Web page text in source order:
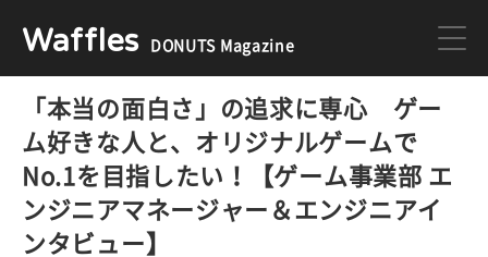
Waffles DONUTS Magazine
DONUTS ジョブカン
ミクチャ ゲーム
「本当の面白さ」の追求に専心 ゲー
ム好きな人と、オリジナルゲームで
No.1を目指したい！【ゲーム事業部 エ
ンジニアマネージャー＆エンジニアイ
ンタビュー】